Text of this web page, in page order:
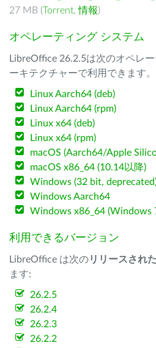
27 MB (Torrent,情報)
オペレーティング システム
LibreOffice 26.2.5は次のオペレ
ーキテクチャーで利用できます。
Linux Aarch64 (deb)
Linux Aarch64 (rpm)
Linux x64 (deb)
Linux x64 (rpm)
macOS (Aarch64/Apple
macOS x86_64 (10.14以降)
Windows (32 bit,
Windows Aarch64
Windows x86_64 (Windows
利用できるバージョン
LibreOffice は次のリリースされた
ます:
26.2.5
26.2.4
26.2.3
26.2.2